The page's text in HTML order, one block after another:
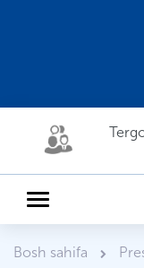
Bosh sahifa